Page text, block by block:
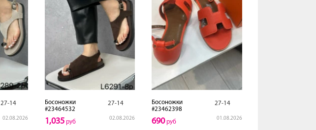
27-14
02.08.2026
Босоножки
#23464532
27-14
02.08.2026
1,035руб
Босоножки
#23462398
27-14
01.08.2026
690руб